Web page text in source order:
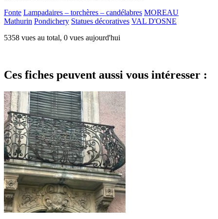
Fonte Lampadaires – torchères – candélabres MOREAU
Mathurin Pondichery Statues décoratives VAL D'OSNE
5358 vues au total, 0 vues aujourd'hui
Ces fiches peuvent aussi vous intéresser :